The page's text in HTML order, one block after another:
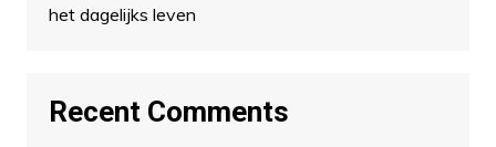
het dagelijks leven
Recent Comments